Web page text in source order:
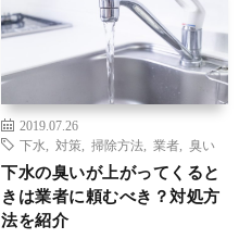
2019.07.26
下水
対策 掃除方法 業者 臭い
下水の臭いが上がってくると
きは業者に頼むべき？対処方
法を紹介